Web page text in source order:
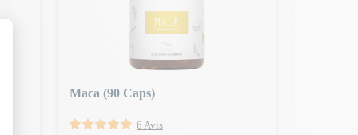
Maca (90 Caps)
6 Avis